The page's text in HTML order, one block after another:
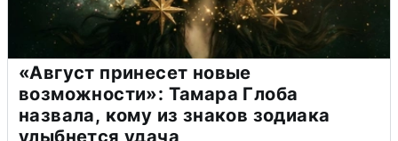
«Август принесет новые
возможности»: Тамара Глоба
назвала, кому из знаков зодиака
улыбнется удача